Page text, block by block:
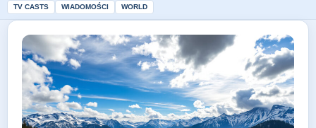
TV CASTS
WIADOMOŚCI WORLD